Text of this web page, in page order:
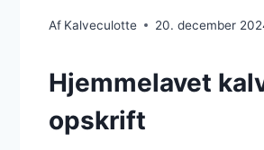
Af Kalveculotte 20. december
Hjemmelavet
opskrift